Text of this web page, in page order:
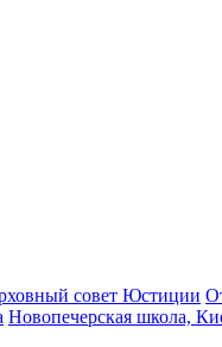
совет Юстиции
Новопечерская школа,